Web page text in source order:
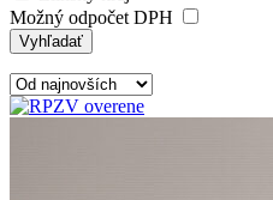
Možný odpočet DPH
Vyhľadať